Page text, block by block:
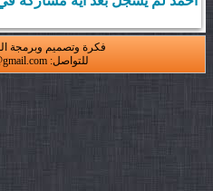
فكرة وتصميم وبرمجة
للتواصل: e-mail: etenma@gmail.com